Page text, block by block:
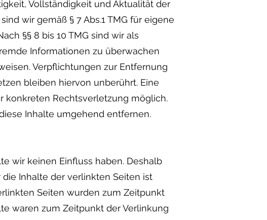
Vollständigkeit und Aktualität der
wir gemäß § 7 Abs.1 TMG für eigene
§§ 8 bis 10 TMG sind wir als
Informationen zu überwachen
Verpflichtungen zur Entfernung
bleiben hiervon unberührt. Eine
konkreten Rechtsverletzung möglich.
Inhalte umgehend entfernen.
wir keinen Einfluss haben. Deshalb
Inhalte der verlinkten Seiten ist
Seiten wurden zum Zeitpunkt
waren zum Zeitpunkt der Verlinkung